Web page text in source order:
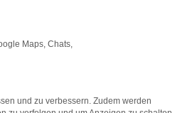
Maps, Chats,
und zu verbessern. Zudem werden